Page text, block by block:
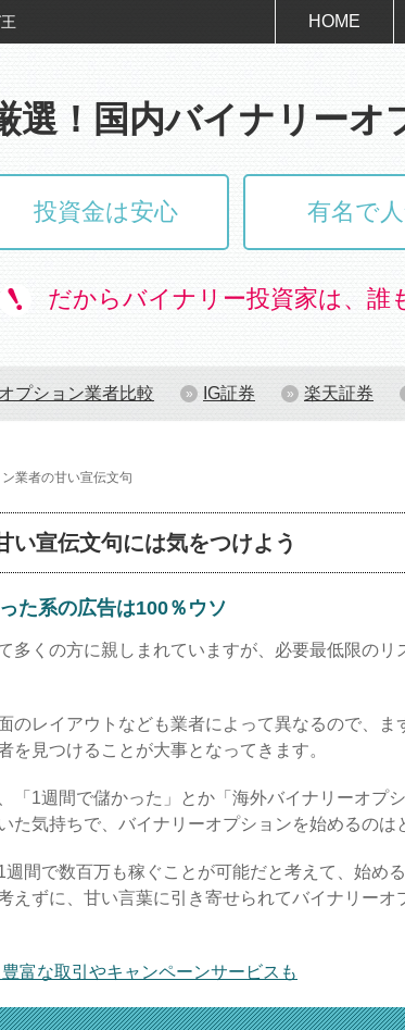
HOME
選！国内バイナリーオ
投資金は安心 有名で
だからバイナリー投資家は、誰
プション業者比較 IG証券 楽天証券
業者の甘い宣伝文句
い宣伝文句には気をつけよう
た系の広告は100％ウソ
多くの方に親しまれていますが、必要最低限のリ
のレイアウトなども業者によって異なるので、
見つけることが大事となってきます。
「1週間で儲かった」とか「海外バイナリーオプ
気持ちで、バイナリーオプションを始めるのは
間で数百万も稼ぐことが可能だと考えて、始め
えずに、甘い言葉に引き寄せられてバイナリー
富な取引やキャンペーンサービスも